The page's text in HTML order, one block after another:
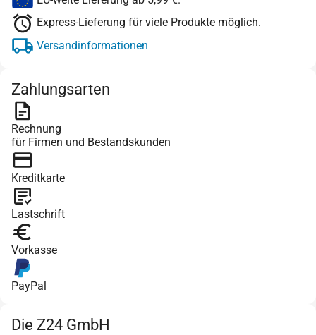
Express-Lieferung für viele Produkte möglich.
Versandinformationen
Zahlungsarten
Rechnung
für Firmen und Bestandskunden
Kreditkarte
Lastschrift
Vorkasse
PayPal
Die Z24 GmbH